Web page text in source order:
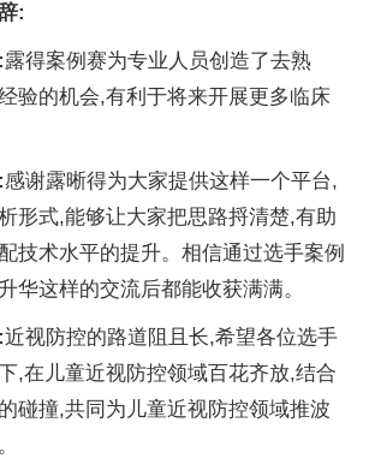
:
露得案例赛为专业人员创造了去熟
验的机会,有利于将来开展更多临床
感谢露晰得为大家提供这样一个平台,
形式,能够让大家把思路捋清楚,有助
技术水平的提升。相信通过选手案例
华这样的交流后都能收获满满。
近视防控的路道阻且长,希望各位选手
,在儿童近视防控领域百花齐放,结合
碰撞,共同为儿童近视防控领域推波